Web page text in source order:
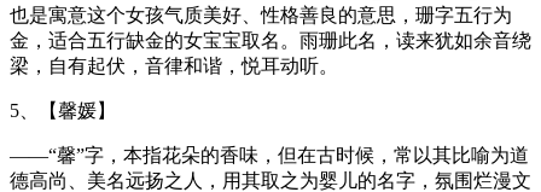
也是寓意这个女孩气质美好、性格善良的意思，珊字五行为
金，适合五行缺金的女宝宝取名。雨珊此名，读来犹如余音绕
梁，自有起伏，音律和谐，悦耳动听。
5、【馨媛】
——“馨”字，本指花朵的香味，但在古时候，常以其比喻为道
德高尚、美名远扬之人，用其取之为婴儿的名字，氛围烂漫文